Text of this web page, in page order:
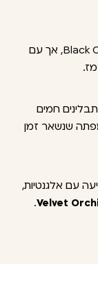
גרסה עשירה ומהפנטת של הקלאסיקה Black Orchid, אך עם
חמים
מפתה שנשאר זמן
עם אלגנטיות,
Velvet
.